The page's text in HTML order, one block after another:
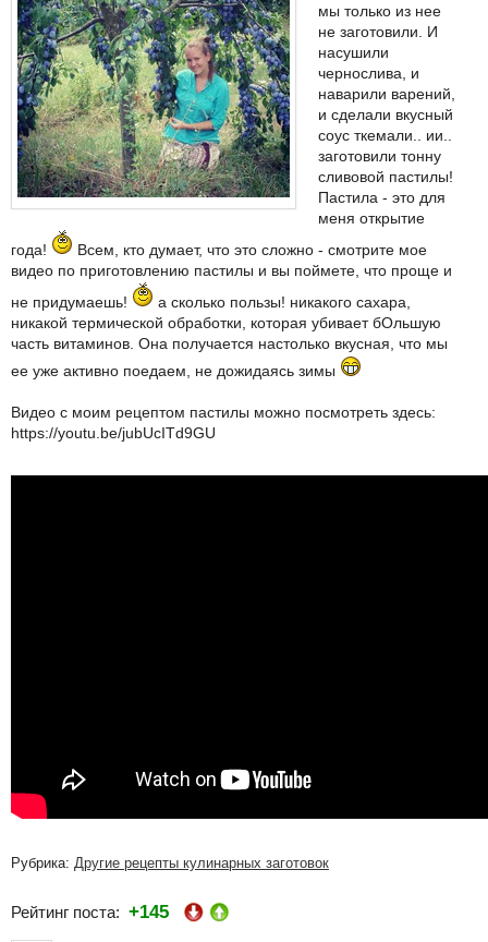
мы только из нее
не заготовили. И
насушили
чернослива, и
наварили варений,
и сделали вкусный
соус ткемали.. ии..
заготовили тонну
сливовой пастилы!
Пастила - это для
меня открытие
года!
Всем, кто думает, что это сложно - смотрите мое
видео по приготовлению пастилы и вы поймете, что проще и
не придумаешь!
а сколько пользы! никакого сахара,
никакой термической обработки, которая убивает бОльшую
часть витаминов. Она получается настолько вкусная, что мы
ее уже активно поедаем, не дожидаясь зимы
Видео с моим рецептом пастилы можно посмотреть здесь:
https://youtu.be/jubUcITd9GU
Рубрика: Другие рецепты кулинарных заготовок
Рейтинг поста: +145